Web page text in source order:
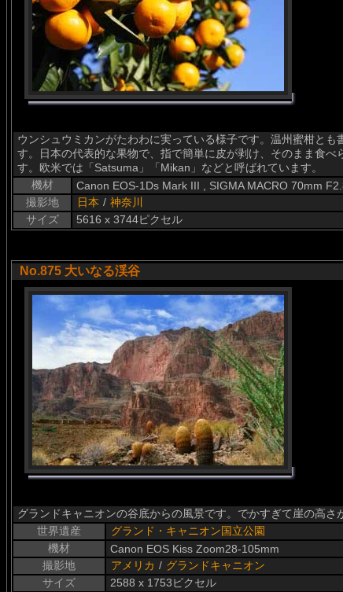
ウンシュウミカンがたわわに実っている様子です。温州蜜柑と
す。日本の代表的な果物で、指で簡単に皮が剥け、そのまま食
す。欧米では「Satsuma」「Mikan」などと呼ばれています。
機材
Canon EOS-1Ds Mark III , SIGMA MACRO 70mm
撮影地
日本 / 神奈川
サイズ
5616 x 3744ピクセル
No.875 大いなる渓谷
グランドキャニオンの谷底からの風景です。でかすぎて崖の高さ
世界遺産
グランド・キャニオン国立公園
機材
Canon EOS Kiss Zoom28-105mm
撮影地
アメリカ / グランドキャニオン
サイズ
2588 x 1753ピクセル